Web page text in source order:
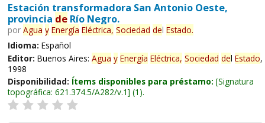
Estación transformadora San Antonio Oeste,
provincia deRío Negro.
por Agua y Energía Eléctrica, Sociedad del Estado.
Idioma: Español
Editor: Buenos Aires: Agua y Energía Eléctrica, Sociedad del Estado,
1998
Disponibilidad: Ítems disponibles para préstamo: Signatura
topográfica: 621.374.5/A282/v.1 (1).